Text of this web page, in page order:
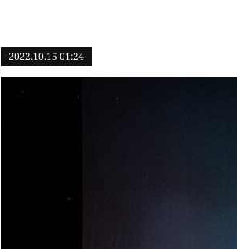
2022.10.15 01:24